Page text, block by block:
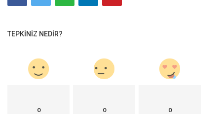
TEPKINIZ NEDIR?
0 0 0